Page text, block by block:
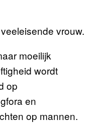
vrouw.
moeilijk
wordt
op
en
op mannen.